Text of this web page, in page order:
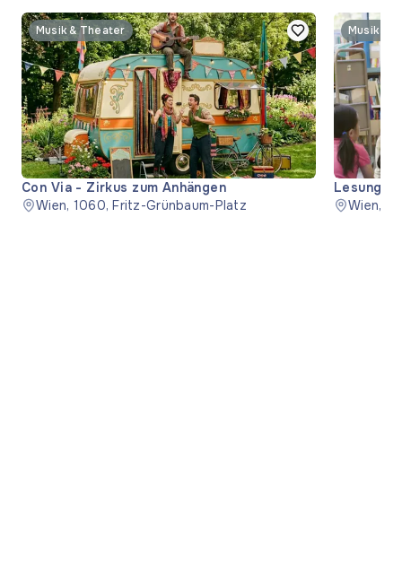
gefallen
Musik & Theater
Con Via - Zirkus zum Anhängen
Wien, 1060, Fritz-Grünbaum-Platz
Musik &
Lesung
Wien,